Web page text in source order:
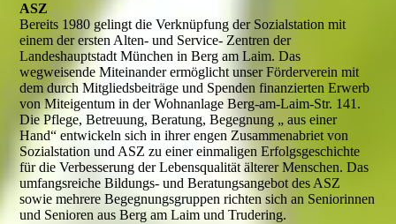
ASZ
Bereits 1980 gelingt die Verknüpfung der Sozialstation mit
einem der ersten Alten- und Service- Zentren der
Landeshauptstadt München in Berg am Laim. Das
wegweisende Miteinander ermöglicht unser Förderverein mit
dem durch Mitgliedsbeiträge und Spenden finanzierten Erwerb
von Miteigentum in der Wohnanlage Berg-am-Laim-Str. 141.
Die Pflege, Betreuung, Beratung, Begegnung „ aus einer
Hand“ entwickeln sich in ihrer engen Zusammenabriet von
Sozialstation und ASZ zu einer einmaligen Erfolgsgeschichte
für die Verbesserung der Lebensqualität älterer Menschen. Das
umfangsreiche Bildungs- und Beratungsangebot des ASZ
sowie mehrere Begegnungsgruppen richten sich an Seniorinnen
und Senioren aus Berg am Laim und Trudering.